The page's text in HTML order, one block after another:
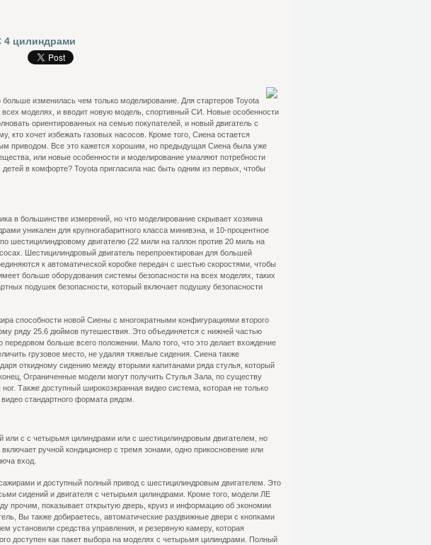
4 цилиндрами
больше изменилась чем только моделирование. Для стартеров Toyota
всех моделях, и вводит новую модель, спортивный СИ. Новые особенности
ориентированных на семью покупателей, и новый двигатель с
хочет избежать газовых насосов. Кроме того, Сиена остается
приводом. Все это кажется хорошим, но предыдущая Сиена была уже
или новые особенности и моделирование умаляют потребности
в комфорте? Toyota пригласила нас быть одним из первых, чтобы
в большинстве измерений, но что моделирование скрывает хозяина
уникален для крупногабаритного класса минивэна, и 10-процентное
шестицилиндровому двигателю (22 мили на галлон против 20 миль на
Шестицилиндровый двигатель перепроектирован для большей
к автоматической коробке передач с шестью скоростями, чтобы
больше оборудования системы безопасности на всех моделях, таких
подушек безопасности, который включает подушку безопасности
способности новой Сиены с многократными конфигурациями второго
ряду 25.6 дюймов путешествия. Это объединяется с нижней частью
передовом больше всего положении. Мало того, что это делает вхождение
грузовое место, не удаляя тяжелые сидения. Сиена также
откидному сидению между вторыми капитанами ряда стулья, который
Ограниченные модели могут получить Стулья Зала, по существу
Также доступный широкоэкранная видео система, которая не только
стандартного формата рядом.
с с четырьмя цилиндрами или с шестицилиндровым двигателем, но
ручной кондиционер с тремя зонами, одно прикосновение или
вход.
и доступный полный привод с шестицилиндровым двигателем. Это
сидений и двигателя с четырьмя цилиндрами. Кроме того, модели ЛЕ
прочим, показывает открытую дверь, круиз и информацию об экономии
Вы также добираетесь, автоматические раздвижные двери с кнопками
установили средства управления, и резервную камеру, которая
доступен как пакет выбора на моделях с четырьмя цилиндрами. Полный